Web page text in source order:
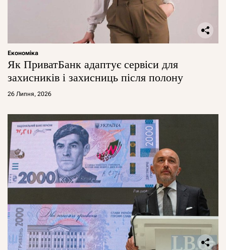
Економіка
Як ПриватБанк адаптує сервіси для
захисників і захисниць після полону
26 Липня, 2026